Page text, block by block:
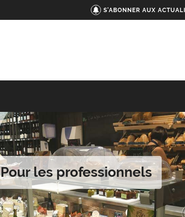
S'ABONNER AUX
Pour les professionnels